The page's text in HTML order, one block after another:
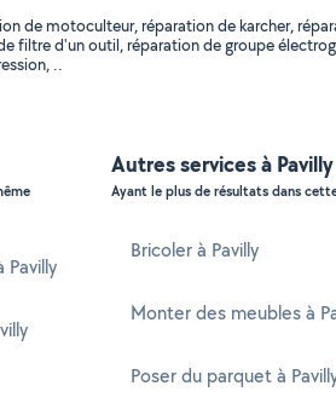
de motoculteur, réparation de karcher,
d'un outil, réparation de groupe
..
Autres services à Pavilly
Ayant le plus de résultats dans
Bricoler à Pavilly
Monter des meubles à
Poser du parquet à